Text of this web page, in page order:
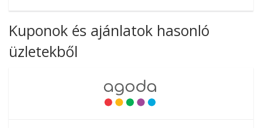
Kuponok és ajánlatok hasonló
üzletekből